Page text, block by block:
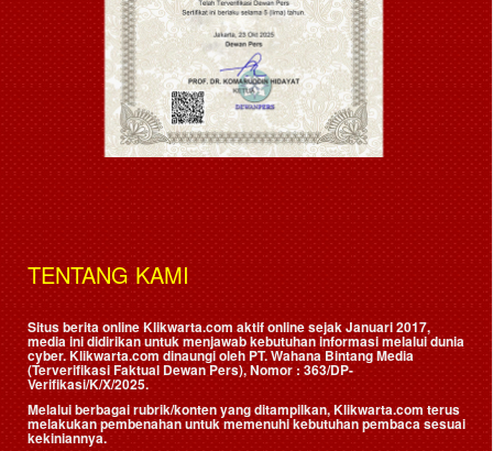
TENTANG KAMI
Situs berita online Klikwarta.com aktif online sejak Januari 2017,
media ini didirikan untuk menjawab kebutuhan informasi melalui dunia
cyber. Klikwarta.com dinaungi oleh PT. Wahana Bintang Media
(Terverifikasi Faktual Dewan Pers), Nomor : 363/DP-
Verifikasi/K/X/2025.
Melalui berbagai rubrik/konten yang ditampilkan, Klikwarta.com terus
melakukan pembenahan untuk memenuhi kebutuhan pembaca sesuai
kekiniannya.